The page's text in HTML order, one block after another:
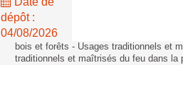
dépôt :
04/08/2026
bois et forêts - Usages traditionnels et
traditionnels et maîtrisés du feu dans la